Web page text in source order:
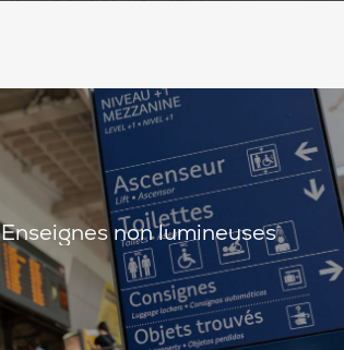
Enseignes non lumineuses